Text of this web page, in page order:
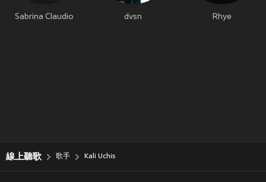
Sabrina Claudio dvsn Rhye
線上聽歌 歌手 Kali Uchis